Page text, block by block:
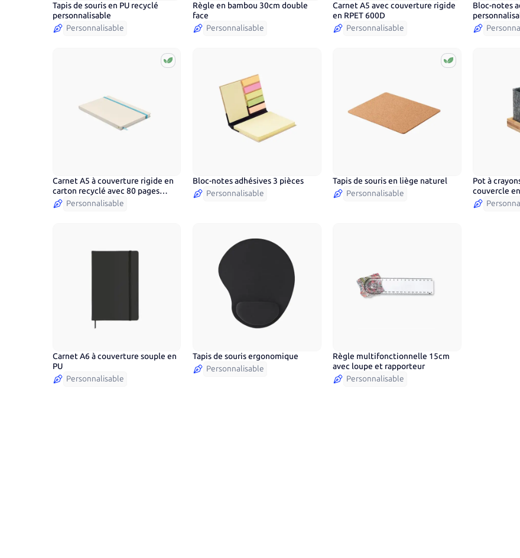
Tapis de souris en PU recyclé
personnalisable
Personnalisable
Règle en bambou 30cm double
face
Personnalisable
4couleurs
Carnet A5 avec couverture rigide
en RPET 600D
Personnalisable
Bloc-notes
rigide
5couleurs
Carnet A5 à couverture rigide en
carton recyclé avec 80 pages
lignéesPersonnalisable
Bloc-notes adhésives 3 pièces
Personnalisable
Tapis de souris en liège naturel
Personnalisable
Pot à
couvercle
smartphone
8couleurs
Carnet A6 à couverture souple en
PU
Personnalisable
Tapis de souris ergonomique
Personnalisable
Règle multifonctionnelle 15cm
avec loupe et rapporteur
Personnalisable